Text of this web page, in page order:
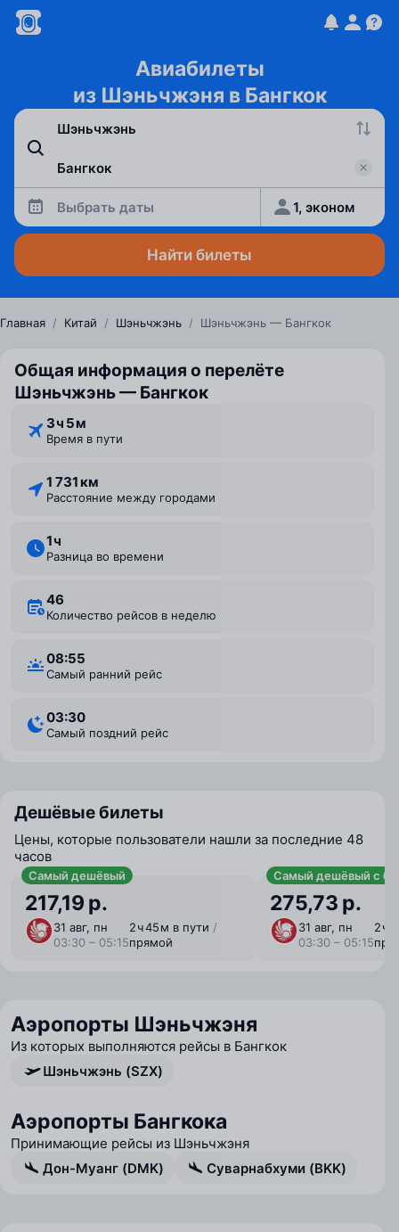
Авиабилеты
из Шэньчжэня в Бангкок
Выбрать даты 1, эконом
Найти билеты
Главная / Китай / Шэньчжэнь / Шэньчжэнь — Бангкок
Общая информация о перелёте
Шэньчжэнь — Бангкок
3 ⁠ч 5 ⁠м
Время в пути
1 731 км
Расстояние между городами
1 ⁠ч
Разница во времени
46
Количество рейсов в неделю
08:55
Самый ранний рейс
03:30
Самый поздний рейс
Дешёвые билеты
Цены, которые пользователи нашли за последние 48
часов
Самый дешёвый
217,19 р.
31 авг, пн
03:30 – 05:15
2 ⁠ч 45 ⁠м в пути /
прямой
Самый дешёвый с
275,73 р.
31 авг, пн
03:30 – 05:15
2 ⁠ч
Аэропорты Шэньчжэня
Из которых выполняются рейсы в Бангкок
Шэньчжэнь (SZX)
Аэропорты Бангкока
Принимающие рейсы из Шэньчжэня
Дон-Муанг (DMK)
Суварнабхуми (BKK)